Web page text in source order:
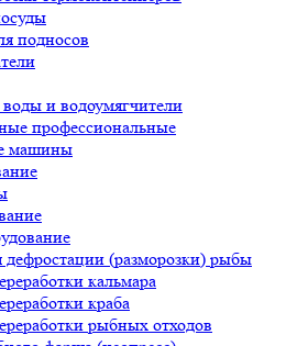
подносов
и водоумягчители
профессиональные
машины
дефростации (разморозки) рыбы
кальмара
краба
рыбных отходов